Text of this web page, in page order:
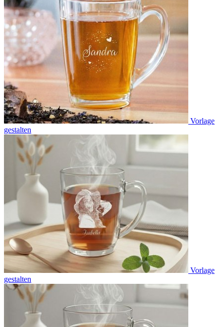
Vorlage
gestalten
Vorlage
gestalten